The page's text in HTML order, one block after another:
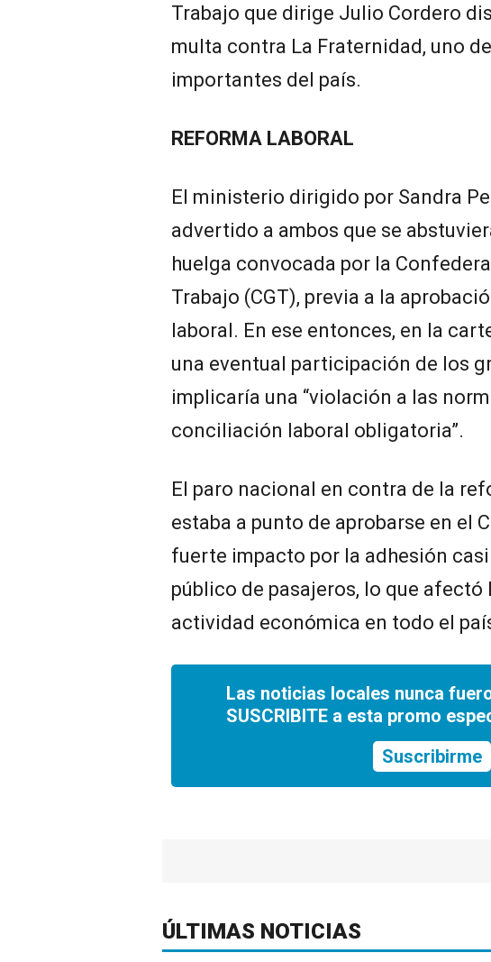
Trabajo que dirige Julio Cordero
multa contra La Fraternidad, uno
importantes del país.
REFORMA LABORAL
El ministerio dirigido por Sandra
advertido a ambos que se
huelga convocada por la
Trabajo (CGT), previa a la
laboral. En ese entonces, en la
una eventual participación de los
implicaría una “violación a las
conciliación laboral obligatoria”.
El paro nacional en contra de la
estaba a punto de aprobarse en el
fuerte impacto por la adhesión
público de pasajeros, lo que afectó
actividad económica en todo el
Las noticias locales nunca
SUSCRIBITE a esta promo
Suscribirme
ÚLTIMAS NOTICIAS